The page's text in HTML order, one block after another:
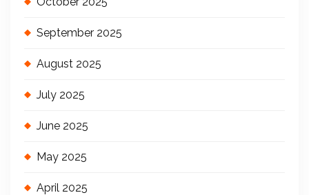
September 2025
August 2025
July 2025
June 2025
May 2025
April 2025